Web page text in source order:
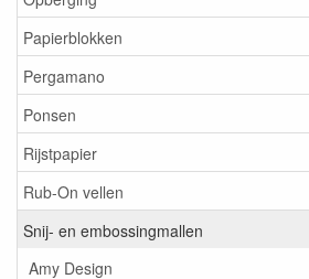
Papierblokken
Pergamano
Ponsen
Rijstpapier
Rub-On vellen
Snij- en embossingmallen
Amy Design